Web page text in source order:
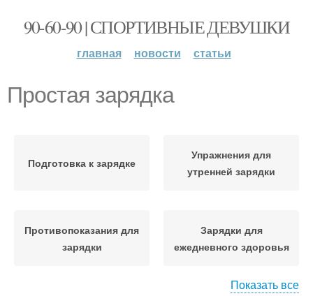
90-60-90 | СПОРТИВНЫЕ ДЕВУШКИ
главная новости статьи
Простая зарядка
Подготовка к зарядке
Упражнения для
утренней зарядки
Противопоказания для
зарядки
Зарядки для
ежедневного здоровья
Показать все